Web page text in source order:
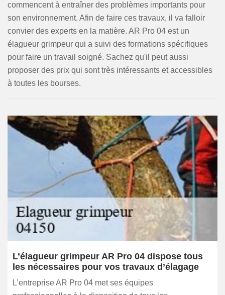
commencent à entraîner des problèmes importants pour
son environnement. Afin de faire ces travaux, il va falloir
convier des experts en la matière. AR Pro 04 est un
élagueur grimpeur qui a suivi des formations spécifiques
pour faire un travail soigné. Sachez qu'il peut aussi
proposer des prix qui sont très intéressants et accessibles
à toutes les bourses.
L’élagueur grimpeur AR Pro 04 dispose tous
les nécessaires pour vos travaux d’élagage
L’entreprise AR Pro 04 met ses équipes